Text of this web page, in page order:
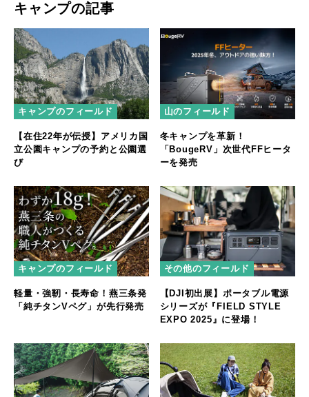
キャンプの記事
キャンプのフィールド
【在住22年が伝授】アメリカ国
立公園キャンプの予約と公園選
び
山のフィールド
冬キャンプを革新！
「BougeRV」次世代FFヒータ
ーを発売
キャンプのフィールド
軽量・強靭・長寿命！燕三条発
「純チタンVペグ」が先行発売
その他のフィールド
【DJI初出展】ポータブル電源
シリーズが『FIELD STYLE
EXPO 2025』に登場！